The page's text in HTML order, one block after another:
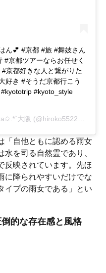
ん💕 #京都 #旅 #舞妓さん
京都ツアーならお任せく
京都好きな人と繋がりた
好き #そうだ京都行こう
#kyoto_style
大阪 (@hiroko55222) on
「自他ともに認める雨女
を司る自然霊であり、
反映されています。先ほ
に降られやすいだけでな
イプの雨女である」とい
的な存在感と風格